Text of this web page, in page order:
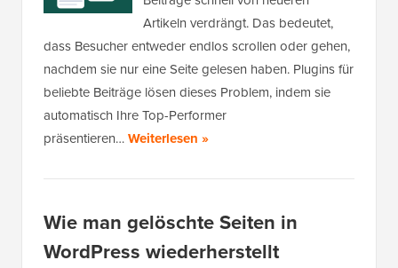
Artikeln verdrängt. Das bedeutet,
dass Besucher entweder endlos scrollen oder gehen,
nachdem sie nur eine Seite gelesen haben. Plugins für
beliebte Beiträge lösen dieses Problem, indem sie
automatisch Ihre Top-Performer
präsentieren…Weiterlesen »
Wie man gelöschte Seiten in
WordPress wiederherstellt